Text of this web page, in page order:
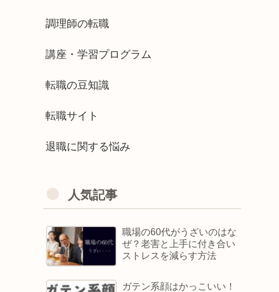
調理師の転職
講座・学習プログラム
転職の豆知識
転職サイト
退職に関する悩み
人気記事
職場の60代がうざいのはな
ぜ？老害と上手に付き合い
ストレスを減らす方法
ガテン系顔はかっこいい！